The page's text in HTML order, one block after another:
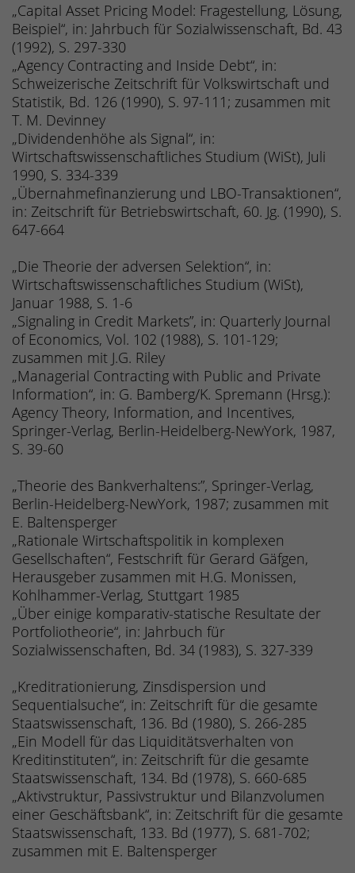
„Capital Asset Pricing Model: Fragestellung, Lösung,
Beispiel“, in: Jahrbuch für Sozialwissenschaft, Bd. 43
(1992), S. 297-330
„Agency Contracting and Inside Debt“, in:
Schweizerische Zeitschrift für Volkswirtschaft und
Statistik, Bd. 126 (1990), S. 97-111; zusammen mit
T. M. Devinney
„Dividendenhöhe als Signal“, in:
Wirtschaftswissenschaftliches Studium (WiSt), Juli
1990, S. 334-339
„Übernahmefinanzierung und LBO-Transaktionen“,
in: Zeitschrift für Betriebswirtschaft, 60. Jg. (1990), S.
647-664
„Die Theorie der adversen Selektion“, in:
Wirtschaftswissenschaftliches Studium (WiSt),
Januar 1988, S. 1-6
„Signaling in Credit Markets”, in: Quarterly Journal
of Economics, Vol. 102 (1988), S. 101-129;
zusammen mit J.G. Riley
„Managerial Contracting with Public and Private
Information“, in: G. Bamberg/K. Spremann (Hrsg.):
Agency Theory, Information, and Incentives,
Springer-Verlag, Berlin-Heidelberg-NewYork, 1987,
S. 39-60
„Theorie des Bankverhaltens:”, Springer-Verlag,
Berlin-Heidelberg-NewYork, 1987; zusammen mit
E. Baltensperger
„Rationale Wirtschaftspolitik in komplexen
Gesellschaften“, Festschrift für Gerard Gäfgen,
Herausgeber zusammen mit H.G. Monissen,
Kohlhammer-Verlag, Stuttgart 1985
„Über einige komparativ-statische Resultate der
Portfoliotheorie“, in: Jahrbuch für
Sozialwissenschaften, Bd. 34 (1983), S. 327-339
„Kreditrationierung, Zinsdispersion und
Sequentialsuche“, in: Zeitschrift für die gesamte
Staatswissenschaft, 136. Bd (1980), S. 266-285
„Ein Modell für das Liquiditätsverhalten von
Kreditinstituten“, in: Zeitschrift für die gesamte
Staatswissenschaft, 134. Bd (1978), S. 660-685
„Aktivstruktur, Passivstruktur und Bilanzvolumen
einer Geschäftsbank“, in: Zeitschrift für die gesamte
Staatswissenschaft, 133. Bd (1977), S. 681-702;
zusammen mit E. Baltensperger